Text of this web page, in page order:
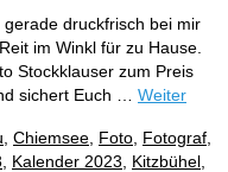
druckfrisch bei mir
im Winkl für zu Hause.
Stockklauser zum Preis
sichert Euch … Weiter
Chiemsee Foto Fotograf
Kalender 2023 Kitzbühel